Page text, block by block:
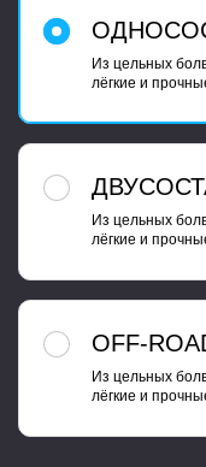
Из цельных
лёгкие и
Из цельных
лёгкие и
OFF-
Из цельных
лёгкие и